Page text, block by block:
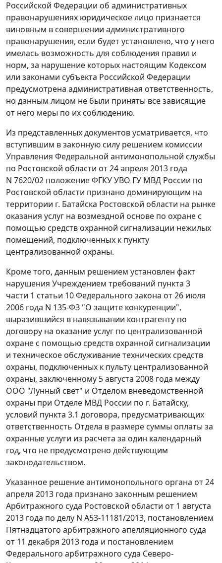
Российской Федерации об административных
правонарушениях юридическое лицо признается
виновным в совершении административного
правонарушения, если будет установлено, что у него
имелась возможность для соблюдения правил и
норм, за нарушение которых настоящим Кодексом
или законами субъекта Российской Федерации
предусмотрена административная ответственность,
но данным лицом не были приняты все зависящие
от него меры по их соблюдению.
Из представленных документов усматривается, что
вступившим в законную силу решением комиссии
Управления Федеральной антимонопольной службы
по Ростовской области от 24 апреля 2013 года
N 7620/02 положение ФГКУ УВО ГУ МВД России по
Ростовской области признано доминирующим на
территории г. Батайска Ростовской области на рынке
оказания услуг на возмездной основе по охране с
помощью средств охранной сигнализации нежилых
помещений, подключенных к пункту
централизованной охраны.
Кроме того, данным решением установлен факт
нарушения Учреждением требований пункта 3
части 1 статьи 10Федерального закона от 26 июля
2006 года N 135-ФЗ "О защите конкуренции",
выразившийся в навязывании контрагенту по
договору на оказание услуг по централизованной
охране с помощью средств охранной сигнализации
и техническое обслуживание технических средств
охраны, подключенных к пульту централизованной
охраны, заключенному 5 августа 2008 года между
ООО "Лунный свет" и Отделом вневедомственной
охраны при Отделе МВД России по г. Батайску,
условий пункта 3.1 договора, предусматривающих
ответственность Отдела в размере суммы оплаты за
охранные услуги из расчета за один календарный
год, что не предусмотрено действующим
законодательством.
Указанное решение антимонопольного органа от 24
апреля 2013 года признано законным решением
Арбитражного суда Ростовской области от 1 августа
2013 года по делу N А53-11181/2013, постановлением
Пятнадцатого арбитражного апелляционного суда
от 11 декабря 2013 года и постановлением
Федерального арбитражного суда Северо-